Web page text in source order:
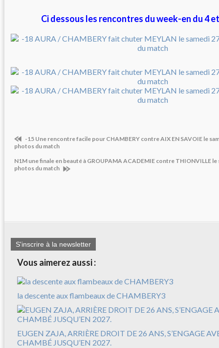
Ci dessous les rencontres du week-en du 4
-15 Une rencontre facile pour CHAMBERY contre AIX EN SAVOIE le
photos du match
N1M une finale en beauté à GROUPAMA ACADEMIE contre THIONVILLE le
photos du match
S'inscrire à la newsletter
Vous aimerez aussi :
la descente aux flambeaux de CHAMBERY3
EUGEN ZAJA, ARRIÈRE DROIT DE 26 ANS, S’ENGAGE
CHAMBÉ JUSQU’EN 2027.